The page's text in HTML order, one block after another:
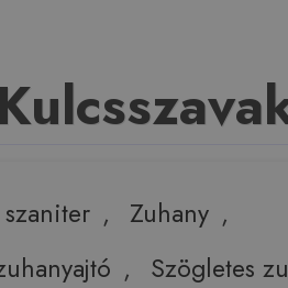
, Zuhany ,
,
Szögletes